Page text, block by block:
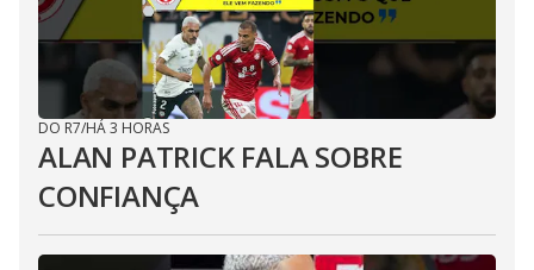
DO R7/HÁ 3 HORAS
ALAN PATRICK FALA SOBRE
CONFIANÇA